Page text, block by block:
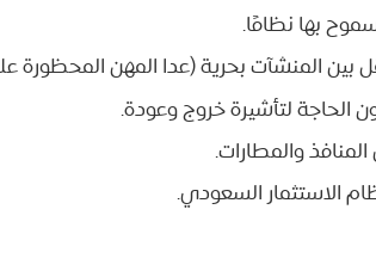
بها نظامًا.
بين المنشآت بحرية (عدا المهن المحظورة
الحاجة لتأشيرة خروج وعودة.
والمطارات.
الاستثمار السعودي.